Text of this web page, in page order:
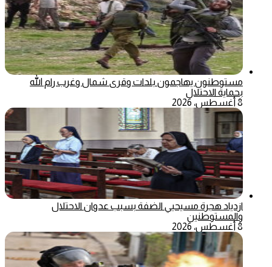
مستوطنون يهاجمون بلدات وقرى شمال وغرب رام الله
بحماية الاحتلال
8 أغسطس، 2026
ازدياد هجرة مسيحيي الضفة بسبب عدوان الاحتلال
والمستوطنين
8 أغسطس، 2026